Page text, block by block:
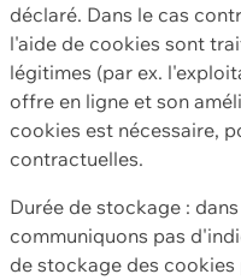
déclaré. Dans le cas
l'aide de cookies sont
légitimes (par ex.
offre en ligne et son
cookies est nécessaire,
contractuelles.
Durée de stockage :
communiquons pas
de stockage des cookies